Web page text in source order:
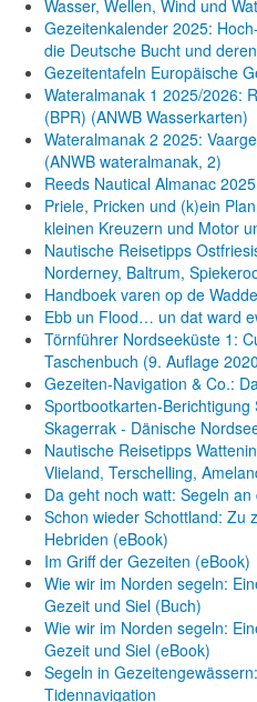
Wasser, Wellen, Wind und
Gezeitenkalender 2025:
die Deutsche Bucht und
Gezeitentafeln Europäische
Wateralmanak 1 2025/2026:
(BPR) (ANWB Wasserkarten)
Wateralmanak 2 2025:
(ANWB wateralmanak, 2)
Reeds Nautical Almanac
Priele, Pricken und (k)ein
kleinen Kreuzern und Motor
Nautische Reisetipps
Norderney, Baltrum,
Handboek varen op de
Ebb un Flood… un dat ward
Törnführer Nordseeküste 1:
Taschenbuch (9. Auflage
Gezeiten-Navigation & Co.:
Sportbootkarten-
Skagerrak - Dänische
Nautische Reisetipps
Vlieland, Terschelling,
Da geht noch watt: Segeln
Schon wieder Schottland: Zu
Hebriden (eBook)
Im Griff der Gezeiten (eBook)
Wie wir im Norden segeln:
Gezeit und Siel (Buch)
Wie wir im Norden segeln:
Gezeit und Siel (eBook)
Segeln in
Tidennavigation